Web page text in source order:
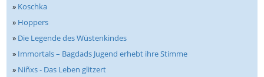
» Koschka
» Hoppers
» Die Legende des Wüstenkindes
» Immortals – Bagdads Jugend erhebt ihre Stimme
» Niñxs - Das Leben glitzert